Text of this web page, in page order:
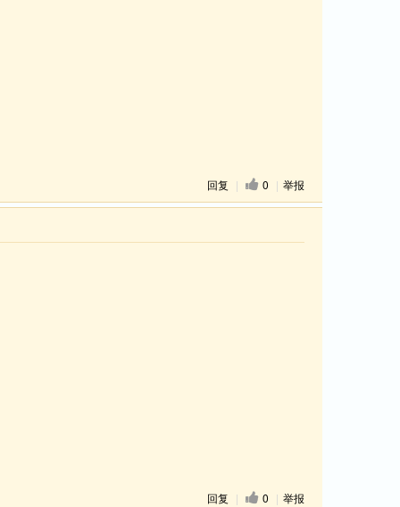
回复 | 0 | 举报
回复 | 0 | 举报